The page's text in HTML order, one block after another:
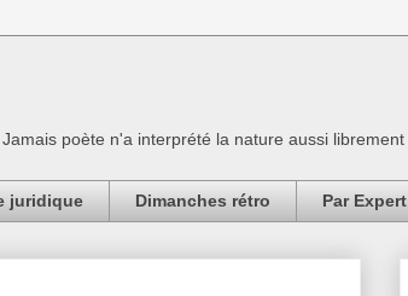
poète n'a interprété la nature aussi
juridique Dimanches rétro Par Expert